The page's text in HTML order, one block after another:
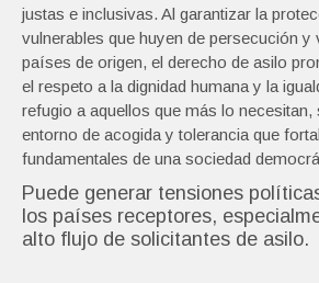
justas e inclusivas. Al garantizar la
vulnerables que huyen de persecución y
países de origen, el derecho de asilo
el respeto a la dignidad humana y la
refugio a aquellos que más lo necesitan,
entorno de acogida y tolerancia que
fundamentales de una sociedad
Puede generar tensiones
los países receptores,
alto flujo de solicitantes de asilo.